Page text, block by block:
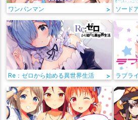
ワンパンマン > ソード
Re：ゼロから始める異世界生活 > ラブラ